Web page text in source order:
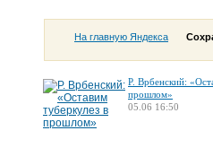
На главную Яндекса
Р. Врбенский:
прошлом»
05.06 16:50